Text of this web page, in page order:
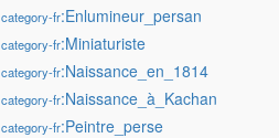
category-fr:Enlumineur_persan
category-fr:Miniaturiste
category-fr:Naissance_en_1814
category-fr:Naissance_à_Kachan
category-fr:Peintre_perse